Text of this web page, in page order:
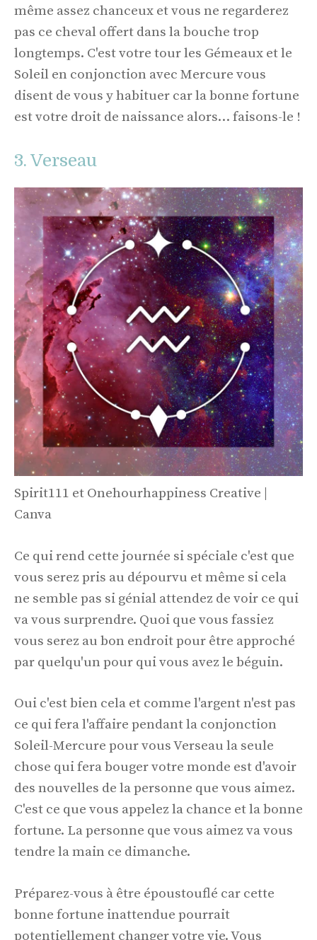
même assez chanceux et vous ne regarderez
pas ce cheval offert dans la bouche trop
longtemps. C'est votre tour les Gémeaux et le
Soleil en conjonction avec Mercure vous
disent de vous y habituer car la bonne fortune
est votre droit de naissance alors… faisons-le !
3. Verseau
Spirit111 et Onehourhappiness Creative |
Canva
Ce qui rend cette journée si spéciale c'est que
vous serez pris au dépourvu et même si cela
ne semble pas si génial attendez de voir ce qui
va vous surprendre. Quoi que vous fassiez
vous serez au bon endroit pour être approché
par quelqu'un pour qui vous avez le béguin.
Oui c'est bien cela et comme l'argent n'est pas
ce qui fera l'affaire pendant la conjonction
Soleil-Mercure pour vous Verseau la seule
chose qui fera bouger votre monde est d'avoir
des nouvelles de la personne que vous aimez.
C'est ce que vous appelez la chance et la bonne
fortune. La personne que vous aimez va vous
tendre la main ce dimanche.
Préparez-vous à être époustouflé car cette
bonne fortune inattendue pourrait
potentiellement changer votre vie. Vous